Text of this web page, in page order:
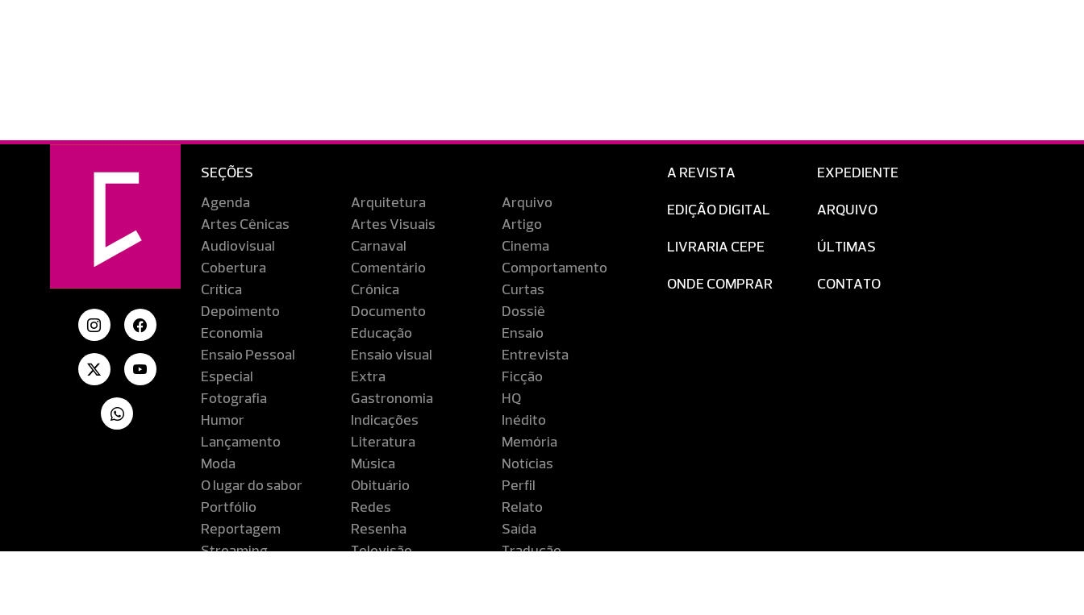
SEÇÕES
Agenda Arquitetura
Arquivo
Artes Cênicas
Artes Visuais
Artigo
Audiovisual
Carnaval
Cinema
Cobertura
Comentário
Comportamento
Crítica
Crônica
Curtas
Depoimento
Documento
Dossiê
Economia
Educação
Ensaio
Ensaio Pessoal
Ensaio visual
Entrevista
Especial
Extra
Ficção
Fotografia
Gastronomia
HQ
Humor
Indicações
Inédito
Lançamento
Literatura
Memória
Moda
Música
Notícias
O lugar do sabor
Obituário
Perfil
Portfólio
Redes
Relato
Reportagem
Resenha
Saída
Streaming
Televisão
Tradução
A REVISTA
EDIÇÃO DIGITAL
LIVRARIA CEPE
ONDE COMPRAR
EXPEDIENTE
ARQUIVO
ÚLTIMAS
CONTATO